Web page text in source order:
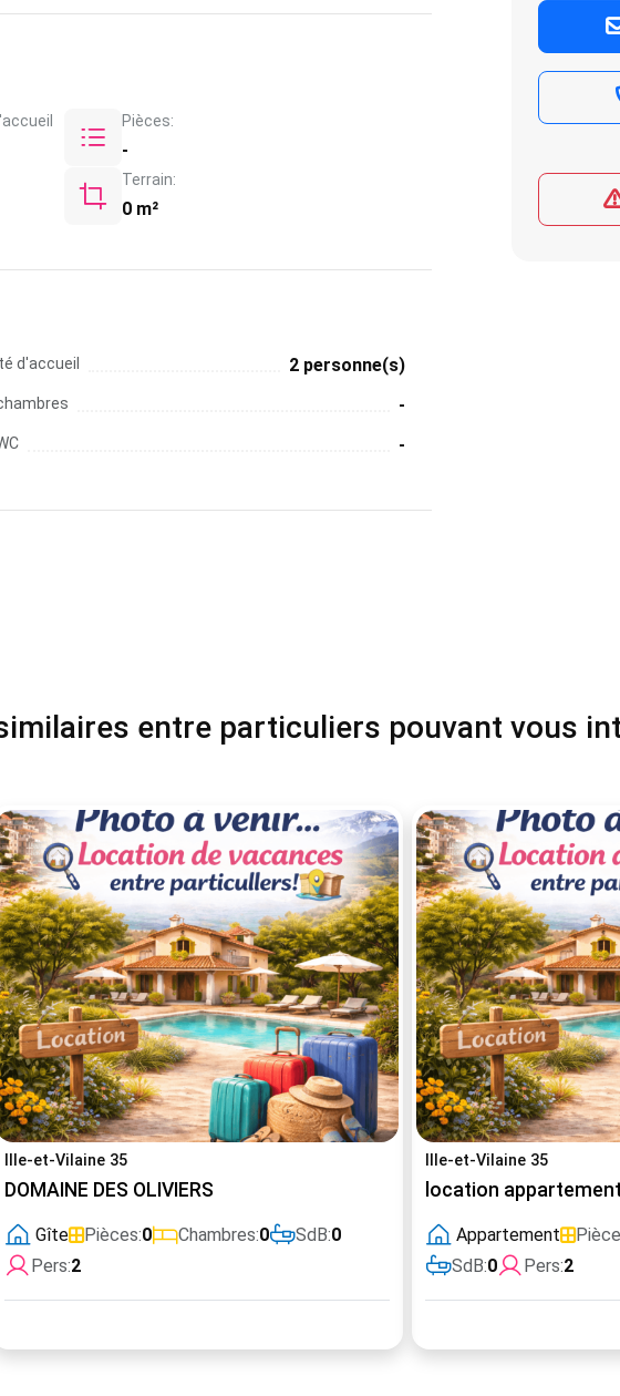
Pièces:
-
Terrain:
0 m²
d'accueil 2 personne(s)
-
-
entre particuliers pouvant vous
de la mer Dinard et Saint Malo...
Ille-et-Vilaine 35
DOMAINE DES OLIVIERS
Gîte Pièces:0 Chambres:0 SdB:0
Pers:2
Ille-et-Vilaine 35
location
Appartement
SdB:0 Pers:2